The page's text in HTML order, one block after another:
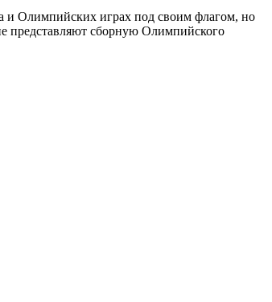
и Олимпийских играх под своим флагом, но
представляют сборную Олимпийского